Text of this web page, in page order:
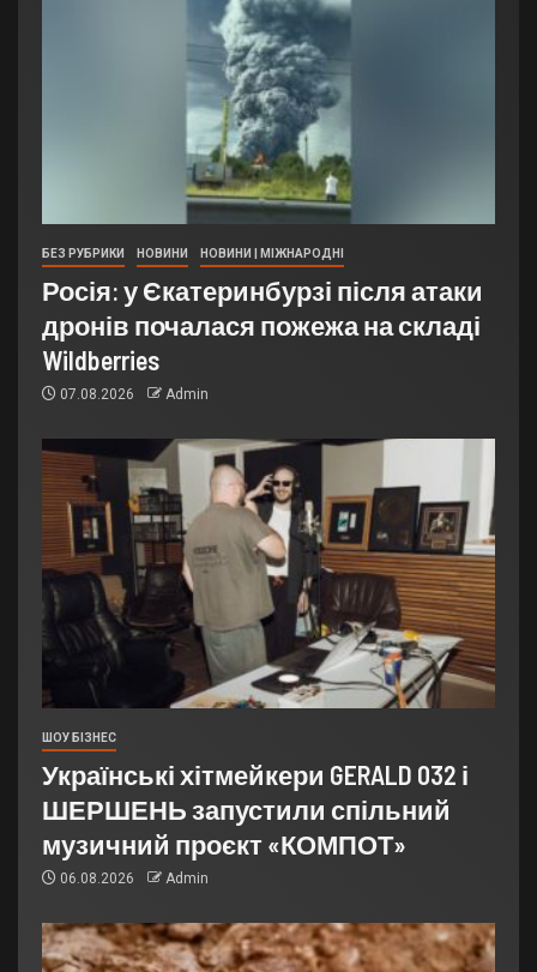
БЕЗ РУБРИКИ НОВИНИ НОВИНИ | МІЖНАРОДНІ
Росія: у Єкатеринбурзі після атаки
дронів почалася пожежа на складі
Wildberries
07.08.2026 Admin
ШОУ БІЗНЕС
Українські хітмейкери GERALD 032 і
ШЕРШЕНЬ запустили спільний
музичний проєкт «КОМПОТ»
06.08.2026 Admin